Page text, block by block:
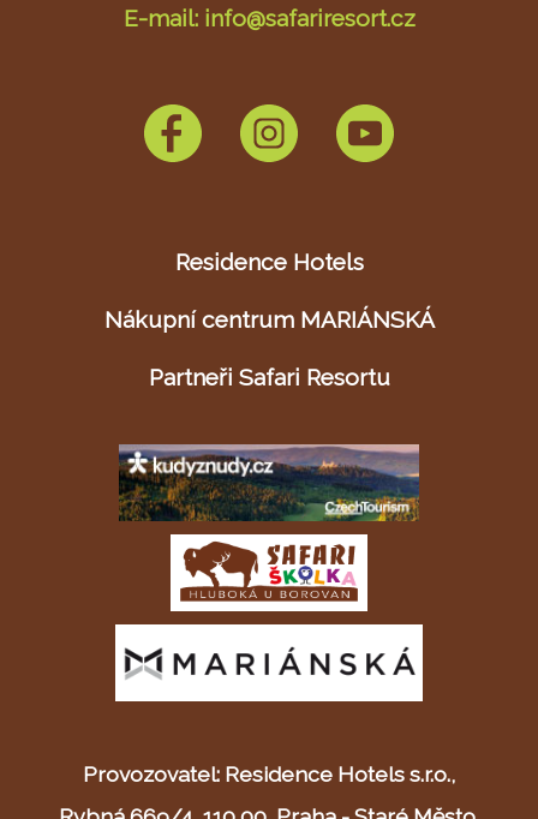
E-mail: info@safariresort.cz
Residence Hotels
Nákupní centrum MARIÁNSKÁ
Partneři Safari Resortu
Provozovatel: Residence Hotels s.r.o.,